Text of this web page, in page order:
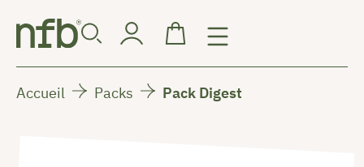
Accueil Packs Pack Digest